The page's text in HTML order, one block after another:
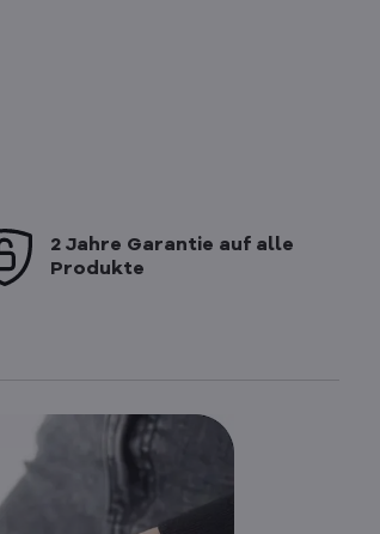
2 Jahre Garantie auf alle
Produkte